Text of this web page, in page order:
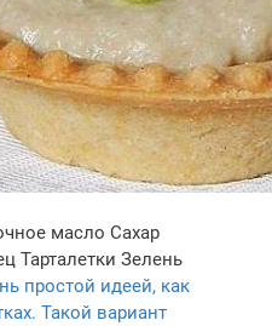
масло Сахар
Тарталетки Зелень
простой идеей, как
Такой вариант